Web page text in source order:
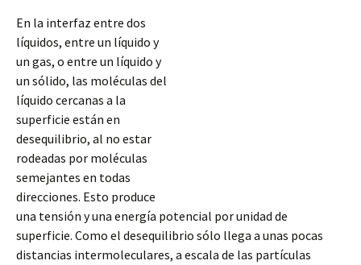
En la interfaz entre dos
líquidos, entre un líquido y
un gas, o entre un líquido y
un sólido, las moléculas del
líquido cercanas a la
superficie están en
desequilibrio, al no estar
rodeadas por moléculas
semejantes en todas
direcciones. Esto produce
una tensión y una energía potencial por unidad de
superficie. Como el desequilibrio sólo llega a unas pocas
distancias intermoleculares, a escala de las partículas